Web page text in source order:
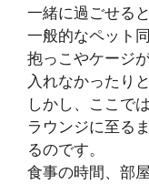
一緒に過ごせる
一般的なペット
抱っこやケージ
入れなかったり
しかし、ここで
ラウンジに至る
るのです。
食事の時間、部